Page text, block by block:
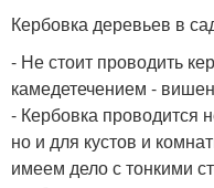
Кербовка деревьев в
- Не стоит проводить
камедетечением -
- Кербовка проводится
но и для кустов и
имеем дело с тонкими